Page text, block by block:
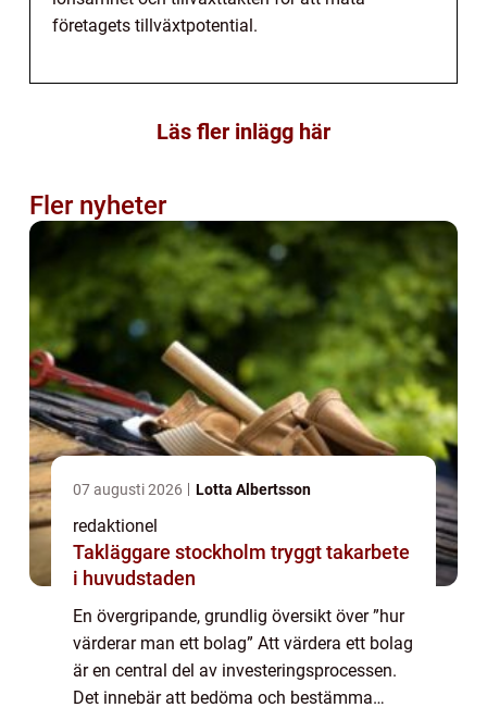
företagets tillväxtpotential.
Läs fler inlägg här
Fler nyheter
07 augusti 2026 Lotta Albertsson
redaktionel
Takläggare stockholm tryggt takarbete
i huvudstaden
En övergripande, grundlig översikt över ”hur
värderar man ett bolag” Att värdera ett bolag
är en central del av investeringsprocessen.
Det innebär att bedöma och bestämma